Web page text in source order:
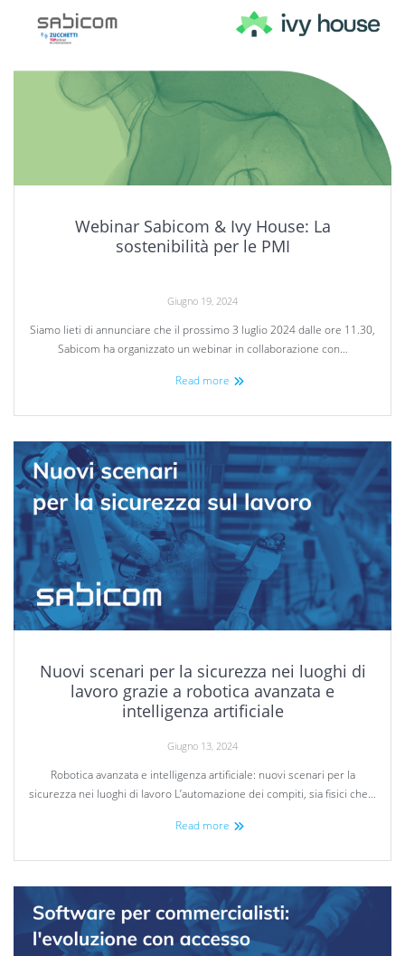
Webinar Sabicom & Ivy House: La
sostenibilità per le PMI
Giugno 19, 2024
Siamo lieti di annunciare che il prossimo 3 luglio 2024 dalle ore 11.30,
Sabicom ha organizzato un webinar in collaborazione con…
Read more
Nuovi scenari per la sicurezza nei luoghi di
lavoro grazie a robotica avanzata e
intelligenza artificiale
Giugno 13, 2024
Robotica avanzata e intelligenza artificiale: nuovi scenari per la
sicurezza nei luoghi di lavoro L’automazione dei compiti, sia fisici che…
Read more